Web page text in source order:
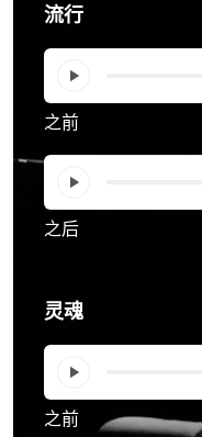
流行
之前
之后
灵魂
之前